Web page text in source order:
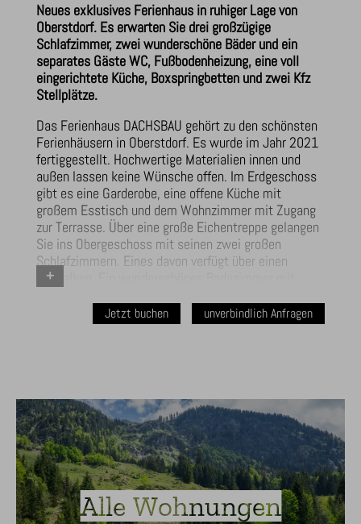
Neues exklusives Ferienhaus in ruhiger Lage von
Oberstdorf. Es erwarten Sie drei großzügige
Schlafzimmer, zwei wunderschöne Bäder und ein
separates Gäste WC, Fußbodenheizung, eine voll
eingerichtete Küche, Boxspringbetten und zwei Kfz
Stellplätze.
Das Ferienhaus DACHSBAU gehört zu den schönsten
Ferienhäusern in Oberstdorf. Es wurde im Jahr 2021
fertiggestellt. Hochwertige Materialien innen und
außen lassen keine Wünsche offen. Im Erdgeschoss
gibt es eine Garderobe, eine offene Küche mit
großem Esstisch und dem Wohnzimmer mit Zugang
zur Terrasse. Über eine große Eichentreppe gelangen
Sie ins Obergeschoss mit seinen zwei großen
Schlafzimmern. Eines davon verfügt über einen
Südbalkon. Ein wunderschönes Badezimmer mit
Angebot ab. Im Dachgeschoss haben wir für Sie ein
großes Studio mit Doppelbett und Schlafsofa bereit
Tiefgarage. E-Bikes können auch in der Tiefgarage
untergebracht werden. Natürlich haben wir von Mai
bis November für unsere Gäste die Bergbahnen
inklusive. Freuen Sie sich auf eine schöne Zeit in
Oberstdorf.
Jetzt buchen unverbindlich Anfragen
Alle Wohnungen